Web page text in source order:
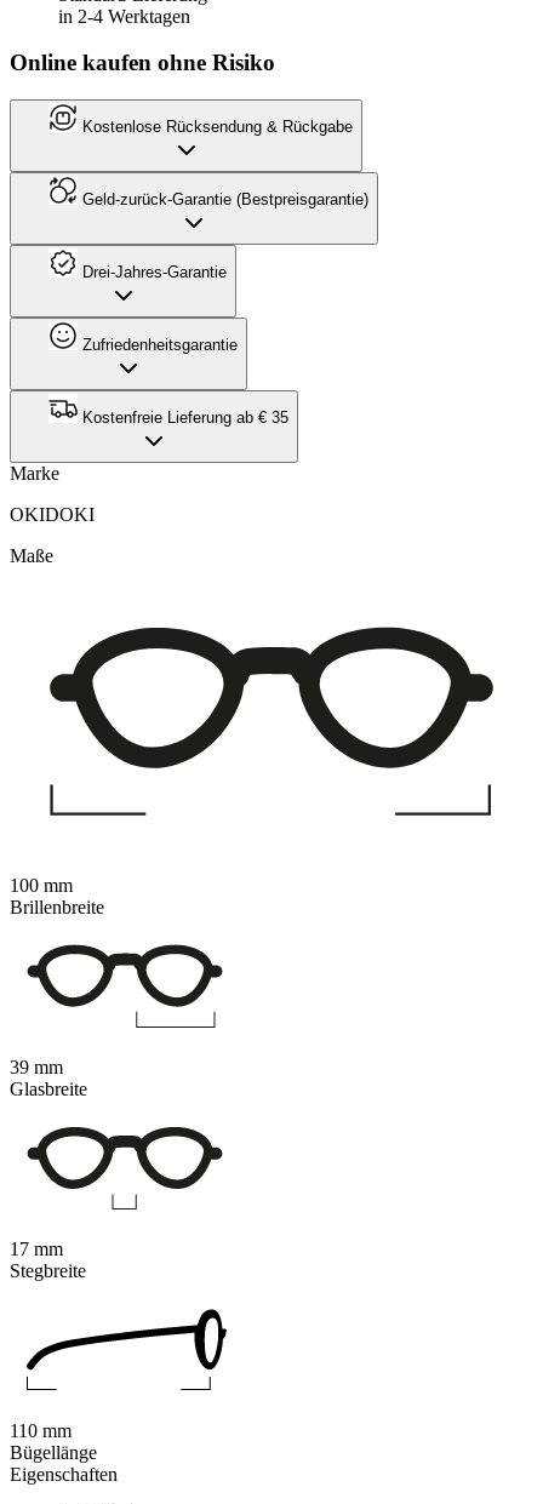
in 2-4 Werktagen
Online kaufen ohne Risiko
Kostenlose Rücksendung & Rückgabe
Geld-zurück-Garantie (Bestpreisgarantie)
Drei-Jahres-Garantie
Zufriedenheitsgarantie
Kostenfreie Lieferung ab € 35
Marke
OKIDOKI
Eigenschaften
Maße
100 mm
Brillenbreite
39 mm
Glasbreite
17 mm
Stegbreite
110 mm
Bügellänge